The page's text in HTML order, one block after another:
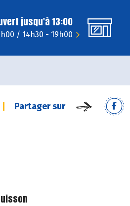
jusqu'à 13:00
/ 14h30 - 19h00
Partager sur